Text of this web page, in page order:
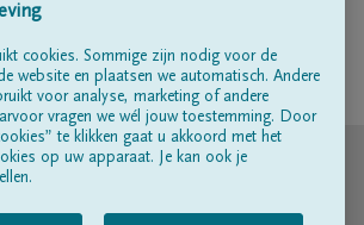
© DELA
Gebruiksvoorwaarden
cookies. Sommige zijn nodig voor de
website en plaatsen we automatisch. Andere
voor analyse, marketing of andere
vragen we wél jouw toestemming. Door
te klikken gaat u akkoord met het
op uw apparaat. Je kan ook je